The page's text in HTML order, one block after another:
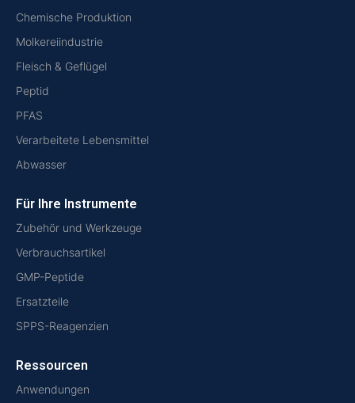
Chemische Produktion
Molkereiindustrie
Fleisch & Geflügel
Peptid
PFAS
Verarbeitete Lebensmittel
Abwasser
Für Ihre Instrumente
Zubehör und Werkzeuge
Verbrauchsartikel
GMP-Peptide
Ersatzteile
SPPS-Reagenzien
Ressourcen
Anwendungen